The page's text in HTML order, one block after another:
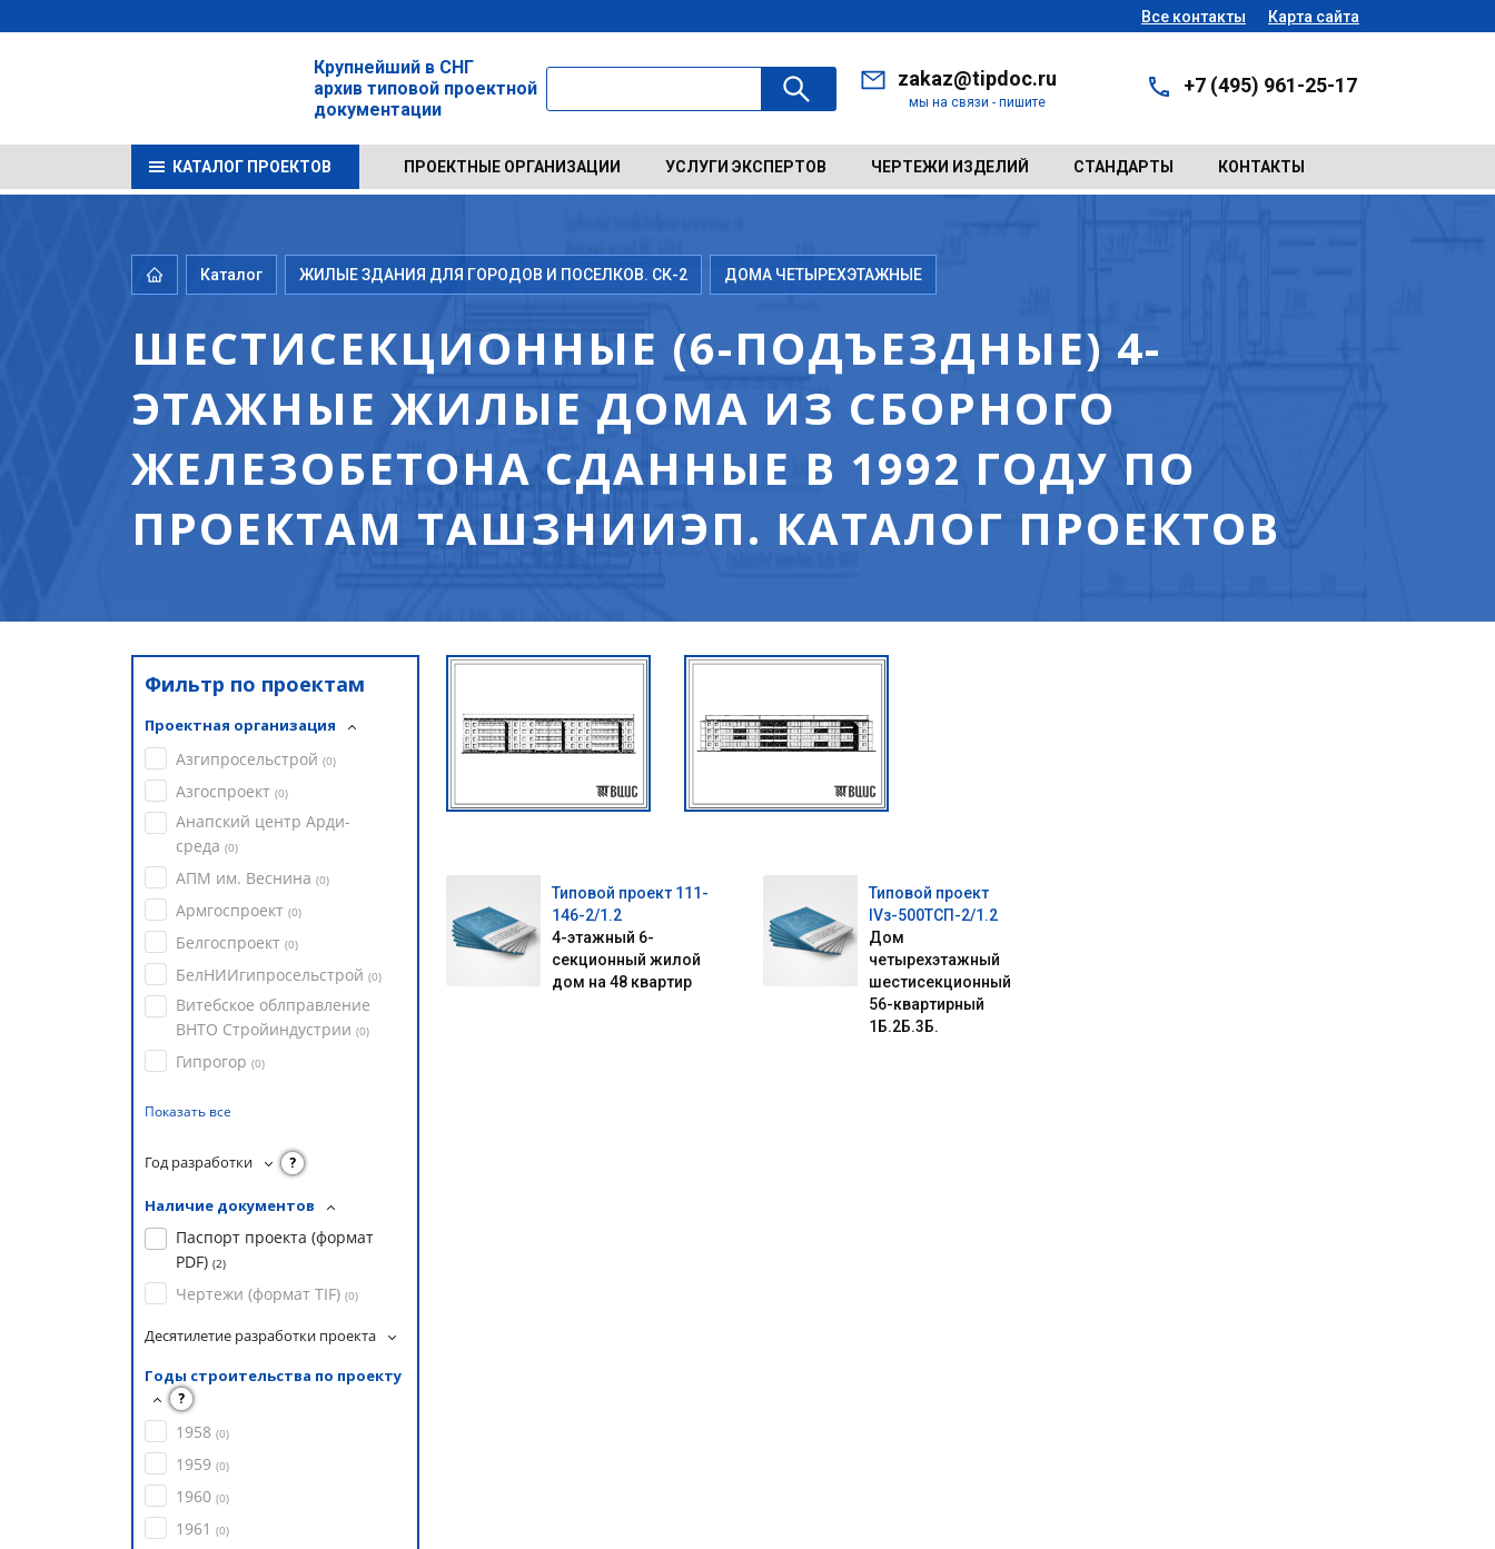
Все контакты Карта сайта
Крупнейший в СНГ
архив типовой проектной
документации
zakaz@tipdoc.ru
мы на связи - пишите
+7 (495) 961-25-17
КАТАЛОГ ПРОЕКТОВ ПРОЕКТНЫЕ ОРГАНИЗАЦИИ УСЛУГИ ЭКСПЕРТОВ ЧЕРТЕЖИ ИЗДЕЛИЙ СТАНДАРТЫ КОНТАКТЫ
Каталог ЖИЛЫЕ ЗДАНИЯ ДЛЯ ГОРОДОВ И ПОСЕЛКОВ. СК-2 ДОМА ЧЕТЫРЕХЭТАЖНЫЕ
ШЕСТИСЕКЦИОННЫЕ (6-ПОДЪЕЗДНЫЕ) 4-
ЭТАЖНЫЕ ЖИЛЫЕ ДОМА ИЗ СБОРНОГО
ЖЕЛЕЗОБЕТОНА СДАННЫЕ В 1992 ГОДУ ПО
ПРОЕКТАМ ТАШЗНИИЭП. КАТАЛОГ ПРОЕКТОВ
Фильтр по проектам
Проектная организация
Азгипросельстрой (0)
Азгоспроект (0)
Анапский центр Арди-
среда (0)
АПМ им. Веснина (0)
Армгоспроект (0)
Белгоспроект (0)
БелНИИгипросельстрой (0)
Витебское облправление
ВНТО Стройиндустрии (0)
Гипрогор (0)
Показать все
Год разработки ?
Наличие документов
Паспорт проекта (формат
PDF) (2)
Чертежи (формат TIF) (0)
Десятилетие разработки проекта
Годы строительства по проекту
?
1958 (0)
1959 (0)
1960 (0)
1961 (0)
Типовой проект 111-
146-2/1.2
4-этажный 6-
секционный жилой
дом на 48 квартир
Типовой проект
IVз-500ТСП-2/1.2
Дом
четырехэтажный
шестисекционный
56-квартирный
1Б.2Б.3Б.